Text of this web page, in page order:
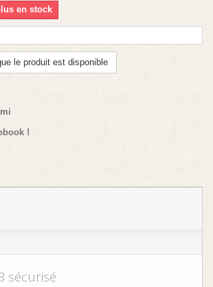
en stock
le produit est disponible
!
sécurisé